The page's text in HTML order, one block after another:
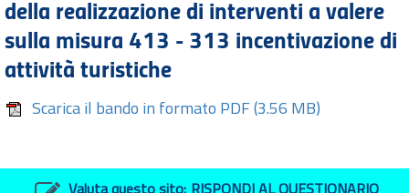
della realizzazione di interventi a valere
sulla misura 413 - 313 incentivazione di
attività turistiche
Scarica il bando in formato PDF (3.56 MB)